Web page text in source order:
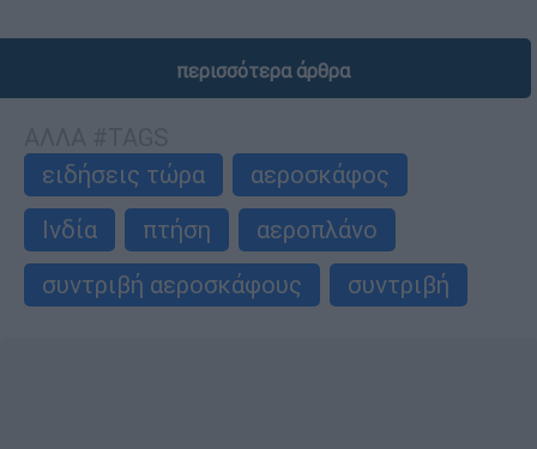
περισσότερα άρθρα
ειδήσεις τώρα
αεροσκάφος
Ινδία
πτήση
αεροπλάνο
συντριβή αεροσκάφους
συντριβή